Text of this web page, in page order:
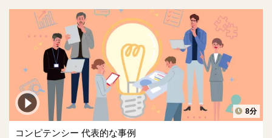
8分
コンピテンシー 代表的な事例